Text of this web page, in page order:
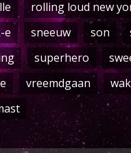
rolling loud new
e
sneeuw son
superhero
vreemdgaan